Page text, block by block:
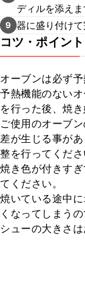
ディルを添えま
9 器に盛り付けて
コツ・ポイント
オーブンは必ず
予熱機能のない
を行った後、焼き
ご使用のオーブ
差が生じる事が
整を行ってくださ
焼き色が付きす
てください。
焼いている途中
くなってしまう
シューの大きさ